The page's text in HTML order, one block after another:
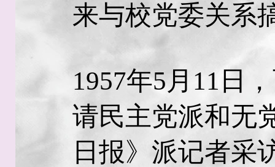
来与校党委关系
1957年5月11日
请民主党派和无
日报》派记者采